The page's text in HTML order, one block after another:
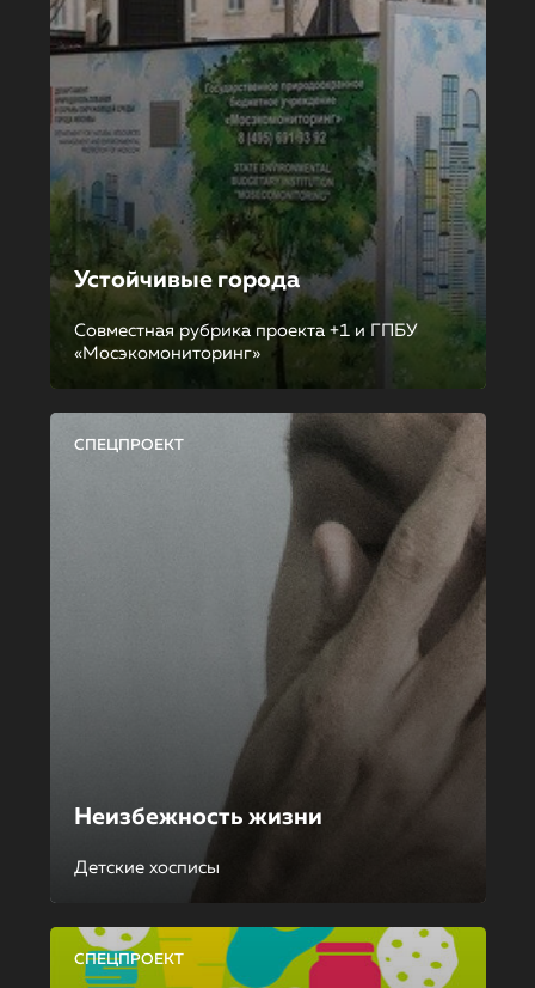
Устойчивые города
Совместная рубрика проекта +1 и ГПБУ
«Мосэкомониторинг»
СПЕЦПРОЕКТ
Неизбежность жизни
Детские хосписы
СПЕЦПРОЕКТ